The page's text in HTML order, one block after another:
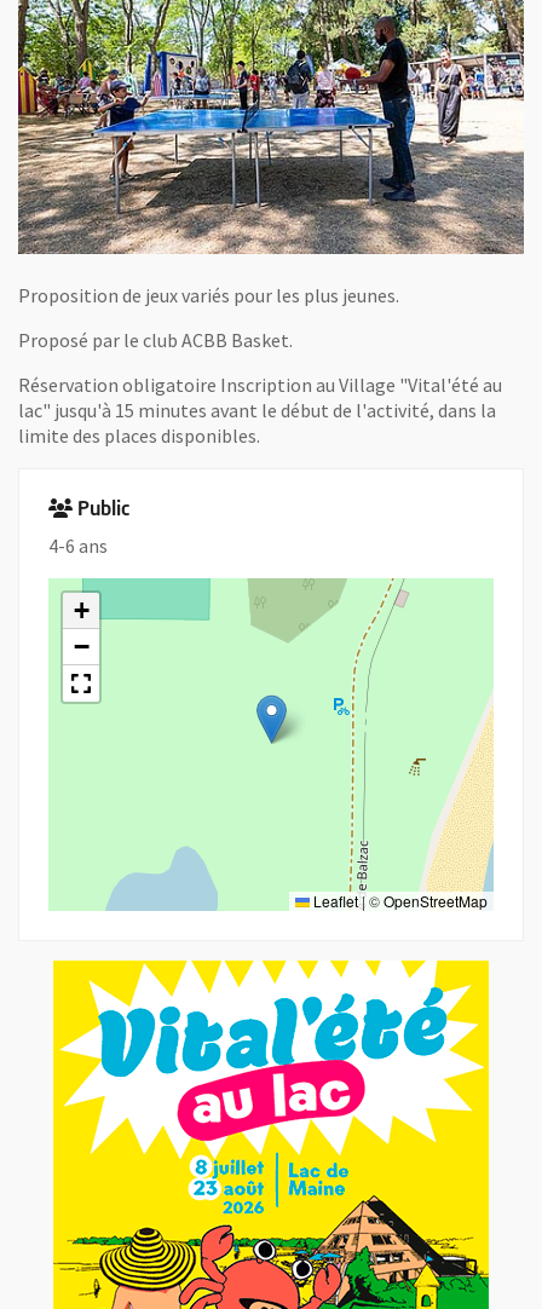
Proposition de jeux variés pour les plus jeunes.
Proposé par le club ACBB Basket.
Réservation obligatoire Inscription au Village "Vital'été au
lac" jusqu'à 15 minutes avant le début de l'activité, dans la
limite des places disponibles.
Public
4-6 ans
+
−
Leaflet|©OpenStreetMap